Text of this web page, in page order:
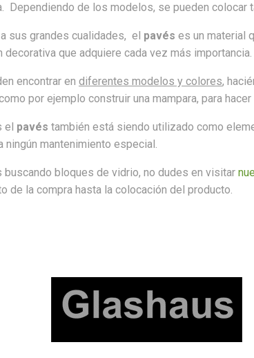
Dependiendo de los modelos, se pueden colocar
sus grandes cualidades, el pavés es un material
decorativa que adquiere cada vez más importancia.
encontrar en diferentes modelos y colores,
por ejemplo construir una mampara, para
el pavés también está siendo utilizado como
ningún mantenimiento especial.
buscando bloques de vidrio, no dudes en visitar
de la compra hasta la colocación del producto.